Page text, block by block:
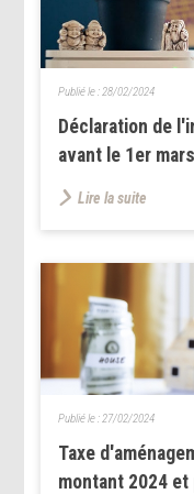
Déclaration de
avant le 1er mars
Publié le : 28/02/2024
Lire la suite
Taxe
montant 2024 et
Publié le : 27/02/2024